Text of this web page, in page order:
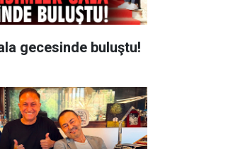
gecesinde buluştu!